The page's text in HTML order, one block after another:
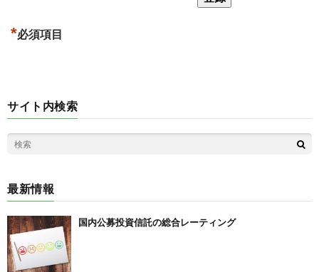
*必須項目
サイト内検索
最新情報
国内公募投資信託の総合レーティング